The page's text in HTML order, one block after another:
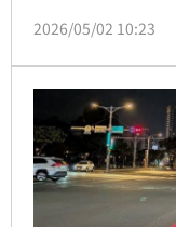
車在通過路口時，
戰，也釣出交通
依法同樣開罰。
2026/05/02 10:23